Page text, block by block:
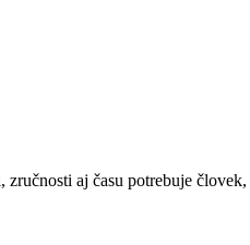
aj času potrebuje